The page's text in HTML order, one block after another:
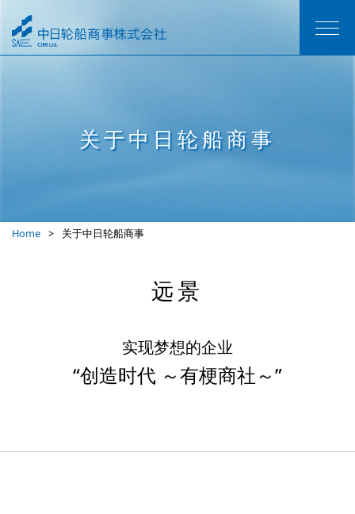
关于中日轮船商事
Home 关于中日轮船商事
远景
实现梦想的企业
“创造时代 ～有梗商社～”